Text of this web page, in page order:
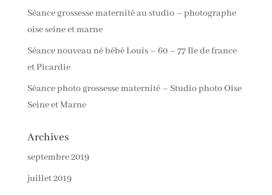
Séance grossesse maternité au studio – photographe
oise seine et marne
Séance nouveau né bébé Louis – 60 – 77 Ile de france
et Picardie
Séance photo grossesse maternité – Studio photo Oise
Seine et Marne
Archives
septembre 2019
juillet 2019